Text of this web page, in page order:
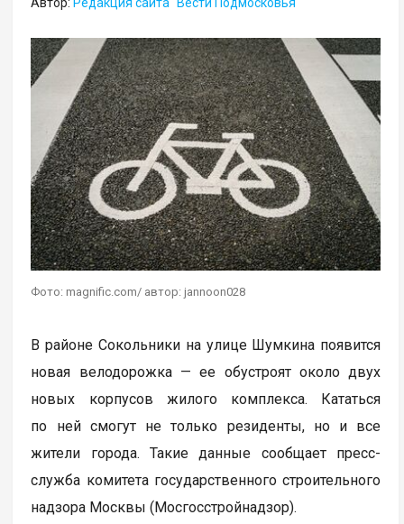
Фото: magnific.com/ автор: jannoon028
В районе Сокольники на улице Шумкина появится
новая велодорожка — ее обустроят около двух
новых корпусов жилого комплекса. Кататься
по ней смогут не только резиденты, но и все
жители города. Такие данные сообщает пресс-
служба комитета государственного строительного
надзора Москвы (Мосгосстройнадзор).